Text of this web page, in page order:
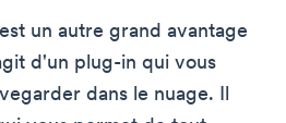
un autre grand avantage
d'un plug-in qui vous
dans le nuage. Il